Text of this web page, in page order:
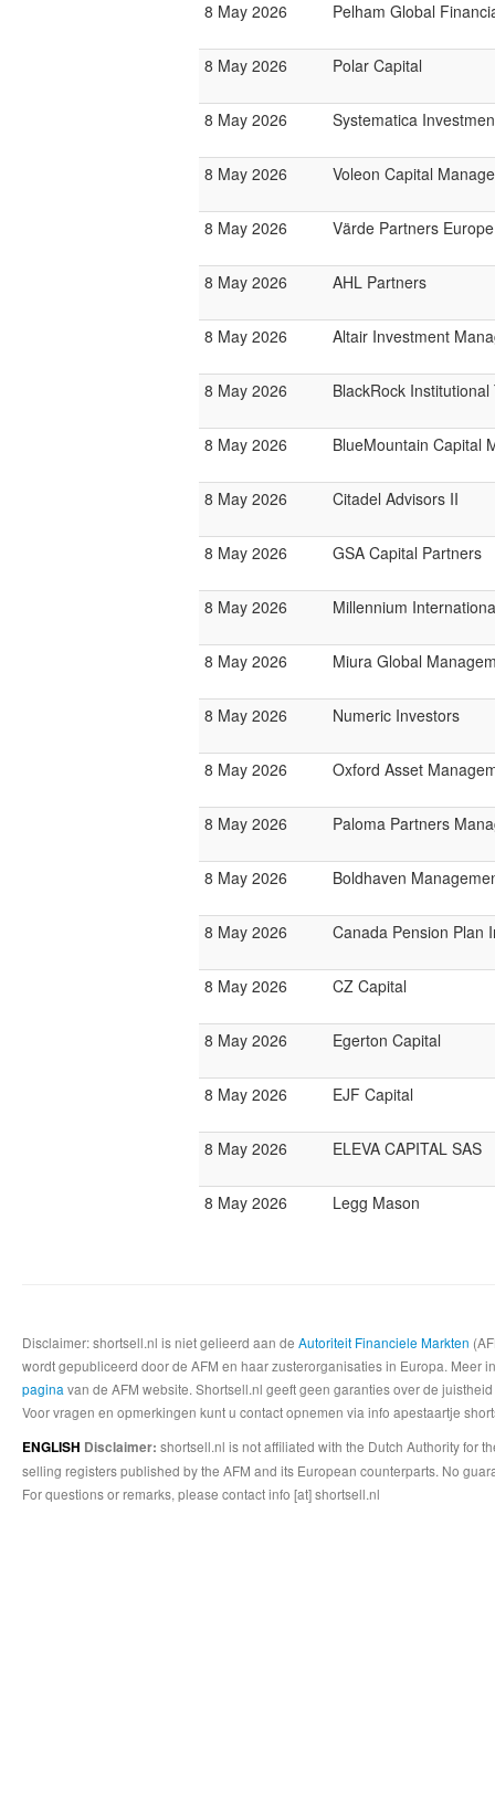
8 May 2026 Pelham Global
8 May 2026 Polar Capital
8 May 2026 Systematica
8 May 2026 Voleon Capital
8 May 2026 Värde Partners Europe
8 May 2026 AHL Partners
8 May 2026 Altair Investment
8 May 2026 BlackRock
8 May 2026 BlueMountain Capital
8 May 2026 Citadel Advisors II
8 May 2026 GSA Capital Partners
8 May 2026 Millennium
8 May 2026 Miura Global
8 May 2026 Numeric Investors
8 May 2026 Oxford Asset
8 May 2026 Paloma Partners
8 May 2026 Boldhaven
8 May 2026 Canada Pension Plan
8 May 2026 CZ Capital
8 May 2026 Egerton Capital
8 May 2026 EJF Capital
8 May 2026 ELEVA CAPITAL SAS
8 May 2026 Legg Mason
Disclaimer: shortsell.nl is niet gelieerd aan de Autoriteit Financiele Markten
wordt gepubliceerd door de AFM en haar zusterorganisaties in Europa.
pagina van de AFM website. Shortsell.nl geeft geen garanties over de
Voor vragen en opmerkingen kunt u contact opnemen via info apestaartje
ENGLISH Disclaimer: shortsell.nl is not affiliated with the Dutch Authority for
selling registers published by the AFM and its European counterparts. No
For questions or remarks, please contact info [at] shortsell.nl